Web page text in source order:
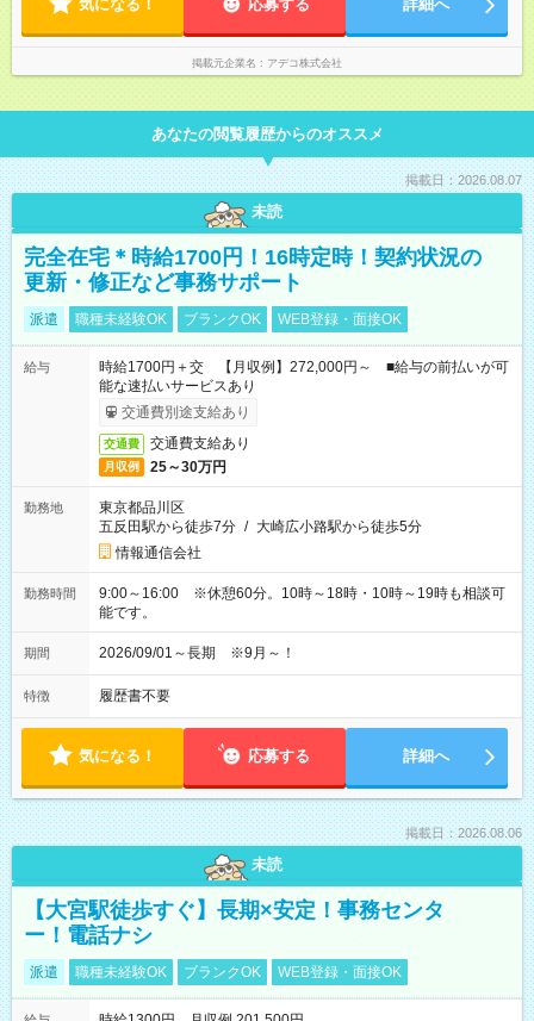
気になる！ 応募する 詳細へ
掲載元企業名 アデコ株式会社
あなたの閲覧履歴からのオススメ
掲載日：2026.08.07
未読
完全在宅＊時給1700円！16時定時！契約状況の
更新・修正など事務サポート
派遣 職種未経験OK ブランクOK WEB登録・面接OK
給与
時給1700円＋交 【月収例】272,000円～ ■給与の前払いが可
能な速払いサービスあり
交通費別途支給あり
交通費 交通費支給あり
月収例 25～30万円
勤務地
東京都品川区
五反田駅から徒歩7分 / 大崎広小路駅から徒歩5分
情報通信会社
勤務時間
9:00～16:00 ※休憩60分。10時～18時・10時～19時も相談可
能です。
期間 2026/09/01～長期 ※9月～！
特徴 履歴書不要
気になる！ 応募する 詳細へ
掲載日：2026.08.06
未読
【大宮駅徒歩すぐ】長期×安定！事務センタ
ー！電話ナシ
派遣 職種未経験OK ブランクOK WEB登録・面接OK